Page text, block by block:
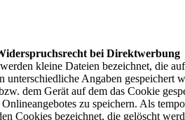
bei Direktwerbung
kleine Dateien bezeichnet, die
unterschiedliche Angaben gespeichert
dem Gerät auf dem das Cookie
zu speichern. Als
Cookies bezeichnet, die gelöscht